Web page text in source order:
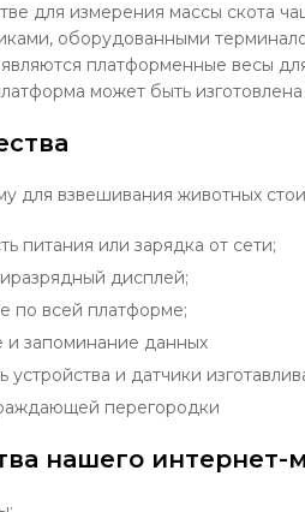
для измерения массы скота
оборудованными
платформенные весы
может быть
для взвешивания животных
питания или зарядка от сети;
дисплей;
по всей платформе;
и запоминание данных
устройства и датчики
перегородки
нашего интернет-